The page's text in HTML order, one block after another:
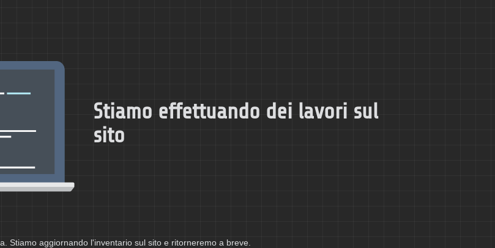
Stiamo effettuando dei lavori sul
sito
Stiamo aggiornando l'inventario sul sito e ritorneremo a breve.